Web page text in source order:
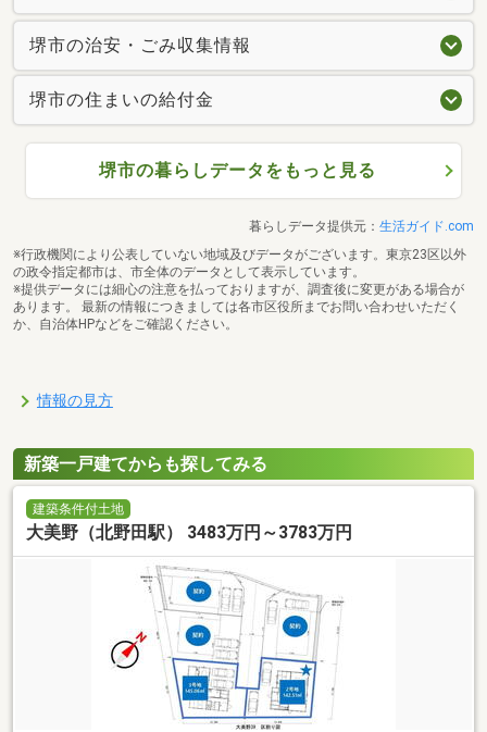
堺市の治安・ごみ収集情報
堺市の住まいの給付金
堺市の暮らしデータをもっと見る
暮らしデータ提供元： 生活ガイド.com
※行政機関により公表していない地域及びデータがございます。東京23区以外
の政令指定都市は、市全体のデータとして表示しています。
※提供データには細心の注意を払っておりますが、調査後に変更がある場合が
あります。 最新の情報につきましては各市区役所までお問い合わせいただく
か、自治体HPなどをご確認ください。
情報の見方
新築一戸建てからも探してみる
建築条件付土地
大美野（北野田駅） 3483万円～3783万円